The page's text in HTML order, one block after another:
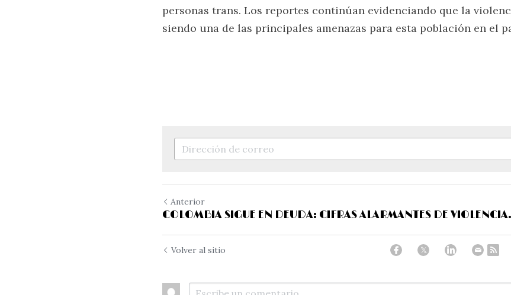
personas trans. Los reportes continúan evidenciando que la
siendo una de las principales amenazas para esta población en el
Anterior
COLOMBIA SIGUE EN DEUDA: CIFRAS ALARMANTES DE
Volver al sitio